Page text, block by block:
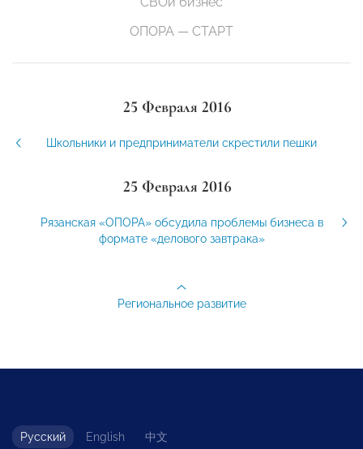
ОПОРА — СТАРТ
25 Февраля 2016
Школьники и предприниматели скрестили пешки
25 Февраля 2016
Рязанская «ОПОРА» обсудила проблемы бизнеса в
формате «делового завтрака»
Региональное развитие
Русский English 中文